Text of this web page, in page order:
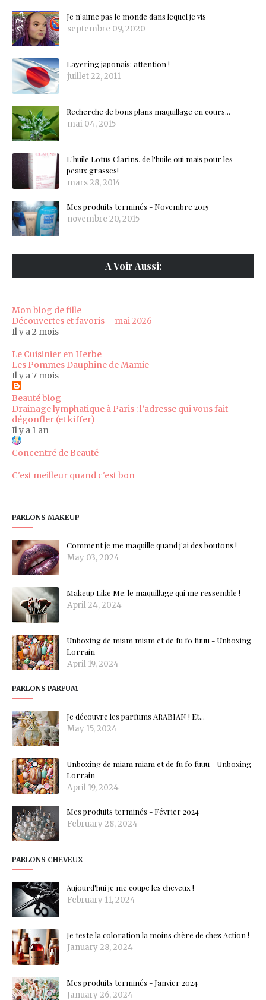
Je n'aime pas le monde dans lequel je vis
septembre 09, 2020
Layering japonais: attention !
juillet 22, 2011
Recherche de bons plans maquillage en cours...
mai 04, 2015
L'huile Lotus Clarins, de l'huile oui mais pour les
peaux grasses!
mars 28, 2014
Mes produits terminés - Novembre 2015
novembre 20, 2015
A Voir Aussi:
Mon blog de fille
Découvertes et favoris – mai 2026
Il y a 2 mois
Le Cuisinier en Herbe
Les Pommes Dauphine de Mamie
Il y a 7 mois
Beauté blog
Drainage lymphatique à Paris : l’adresse qui vous fait
dégonfler (et kiffer)
Il y a 1 an
Concentré de Beauté
C'est meilleur quand c'est bon
PARLONS MAKEUP
Comment je me maquille quand j'ai des boutons !
May 03, 2024
Makeup Like Me: le maquillage qui me ressemble !
April 24, 2024
Unboxing de miam miam et de fu fo fuuu - Unboxing
Lorrain
April 19, 2024
PARLONS PARFUM
Je découvre les parfums ARABIAN ! Et...
May 15, 2024
Unboxing de miam miam et de fu fo fuuu - Unboxing
Lorrain
April 19, 2024
Mes produits terminés - Février 2024
February 28, 2024
PARLONS CHEVEUX
Aujourd'hui je me coupe les cheveux !
February 11, 2024
Je teste la coloration la moins chère de chez Action !
January 28, 2024
Mes produits terminés - Janvier 2024
January 26, 2024